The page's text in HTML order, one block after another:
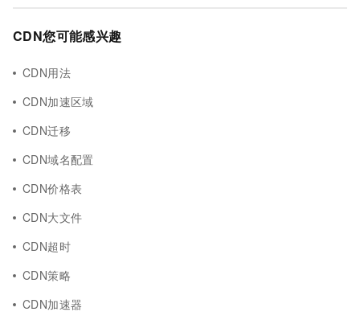
CDN您可能感兴趣
CDN用法
CDN加速区域
CDN迁移
CDN域名配置
CDN价格表
CDN大文件
CDN超时
CDN策略
CDN加速器